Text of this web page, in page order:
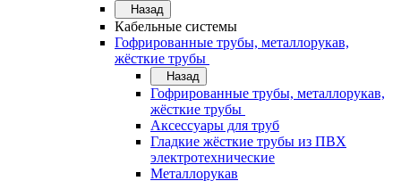
Назад
Кабельные системы
Гофрированные трубы, металлорукав,
жёсткие трубы
Назад
Гофрированные трубы, металлорукав,
жёсткие трубы
Аксессуары для труб
Гладкие жёсткие трубы из ПВХ
электротехнические
Металлорукав